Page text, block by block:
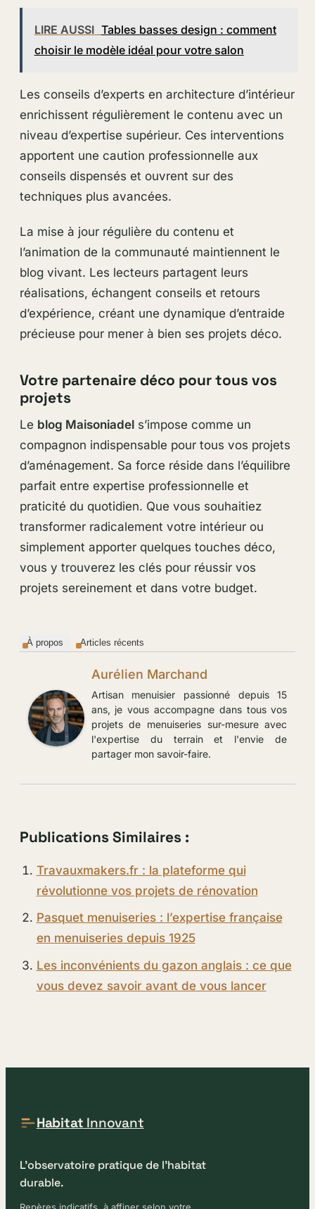
LIRE AUSSI Tables basses design : comment
choisir le modèle idéal pour votre salon
Les conseils d’experts en architecture d’intérieur
enrichissent régulièrement le contenu avec un
niveau d’expertise supérieur. Ces interventions
apportent une caution professionnelle aux
conseils dispensés et ouvrent sur des
techniques plus avancées.
La mise à jour régulière du contenu et
l’animation de la communauté maintiennent le
blog vivant. Les lecteurs partagent leurs
réalisations, échangent conseils et retours
d’expérience, créant une dynamique d’entraide
précieuse pour mener à bien ses projets déco.
Votre partenaire déco pour tous vos
projets
Le blog Maisoniadels’impose comme un
compagnon indispensable pour tous vos projets
d’aménagement. Sa force réside dans l’équilibre
parfait entre expertise professionnelle et
praticité du quotidien. Que vous souhaitiez
transformer radicalement votre intérieur ou
simplement apporter quelques touches déco,
vous y trouverez les clés pour réussir vos
projets sereinement et dans votre budget.
À propos Articles récents
Aurélien Marchand
Artisan menuisier passionné depuis 15
ans, je vous accompagne dans tous vos
projets de menuiseries sur-mesure avec
l'expertise du terrain et l'envie de
partager mon savoir-faire.
Publications Similaires :
Travauxmakers.fr : la plateforme qui
révolutionne vos projets de rénovation
Pasquet menuiseries : l’expertise française
en menuiseries depuis 1925
Les inconvénients du gazon anglais : ce que
vous devez savoir avant de vous lancer
Habitat Innovant
L'observatoire pratique de l'habitat
durable.